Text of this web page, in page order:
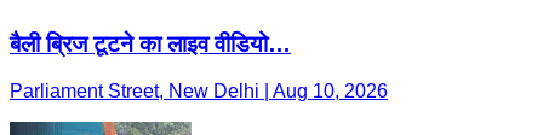
बैली ब्रिज टूटने का लाइव वीडियो…
Parliament Street, New Delhi | Aug 10, 2026